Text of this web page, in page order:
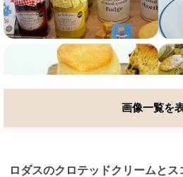
画像一覧を
ロダスのクロテッドクリームと